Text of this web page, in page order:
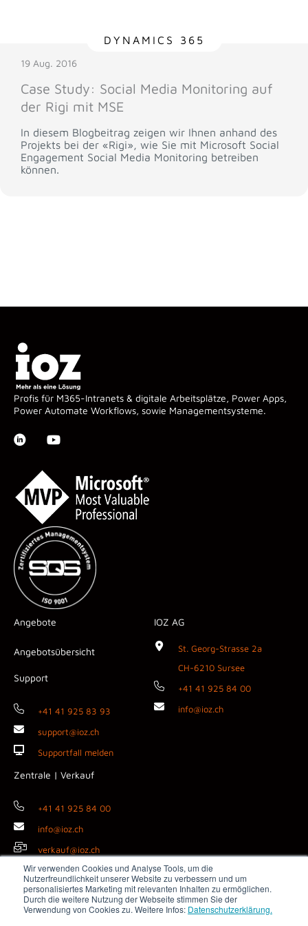
Wir verwenden Cookies und Analyse Tools, um die
Nutzerfreundlichkeit unserer Website zu verbessern und um
personalisiertes Marketing mit relevanten Inhalten zu ermöglichen.
Durch die weitere Nutzung der Webseite stimmen Sie der
Verwendung von Cookies zu. Weitere Infos: Datenschutzerklärung.
DYNAMICS 365
19 Aug. 2016
Case Study: Social Media Monitoring auf
der Rigi mit MSE
In diesem Blogbeitrag zeigen wir Ihnen anhand des
Projekts bei der «Rigi», wie Sie mit Microsoft Social
Engagement Social Media Monitoring betreiben
können.
Profis für M365-Intranets & digitale Arbeitsplätze, Power Apps,
Power Automate Workflows, sowie Managementsysteme.
Angebote
Angebotsübersicht
Support
+41 41 925 83 93
support@ioz.ch
Supportfall melden
Zentrale | Verkauf
+41 41 925 84 00
info@ioz.ch
verkauf@ioz.ch
IOZ AG
St. Georg-Strasse 2a
CH-6210 Sursee
+41 41 925 84 00
info@ioz.ch
Copyright © 2026 IOZ AG ·Impressum·Datenschutz·AGB